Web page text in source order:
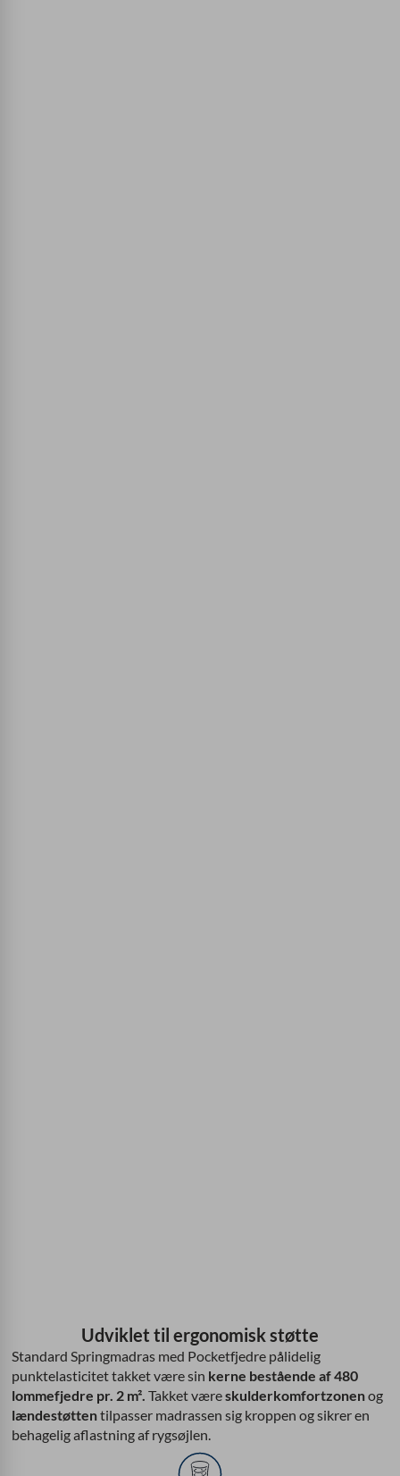
Udviklet til ergonomisk støtte
Standard Springmadras med Pocketfjedre pålidelig
punktelasticitet takket være sin kerne bestående af 480
lommefjedre pr. 2 m². Takket væreskulderkomfortzonenog
lændestøttentilpasser madrassen sig kroppen og sikrer en
behagelig aflastning af rygsøjlen.